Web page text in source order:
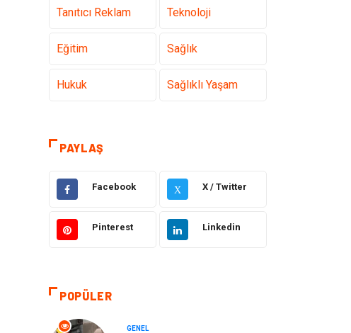
Tanıtıcı Reklam Teknoloji
Eğitim Sağlık
Hukuk Sağlıklı Yaşam
Otomotiv
Bilgisayar &
Tatil
İnternet
PAYLAŞ
Facebook X X / Twitter
Pinterest Linkedin
POPÜLER
GENEL